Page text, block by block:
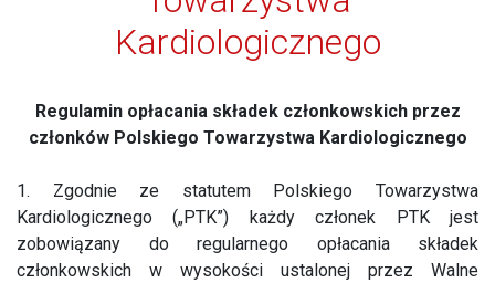
Kardiologicznego
Regulamin opłacania składek członkowskich przez
członków Polskiego Towarzystwa Kardiologicznego
1. Zgodnie ze statutem Polskiego Towarzystwa
Kardiologicznego („PTK”) każdy członek PTK jest
zobowiązany do regularnego opłacania składek
członkowskich w wysokości ustalonej przez Walne